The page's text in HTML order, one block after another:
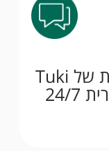
נתקעתם? שירות הלקוחות של Tuki